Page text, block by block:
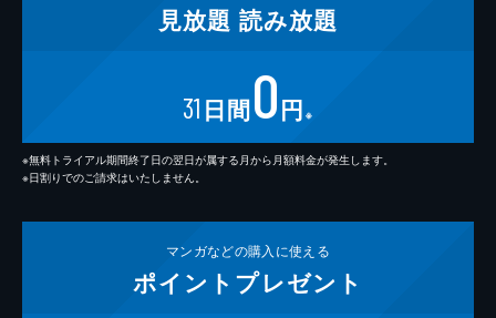
見放題 読み放題
31 日間0円 ※
※無料トライアル期間終了日の翌日が属する月から月額料金が発生します。
※日割りでのご請求はいたしません。
マンガなどの購入に使える
ポイント プレゼント